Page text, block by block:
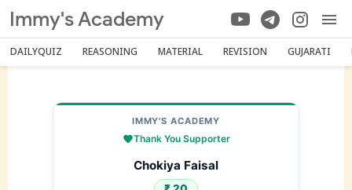
Immy's Academy
DAILYQUIZ REASONING MATERIAL REVISION GUJARATI
IMMY'S ACADEMY
Thank You Supporter
Chokiya Faisal